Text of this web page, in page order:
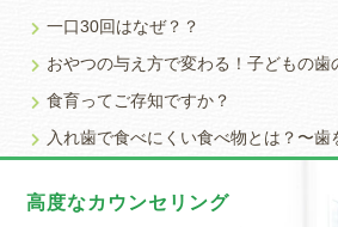
一口30回はなぜ？？
おやつの与え方で変わる！子どもの歯
食育ってご存知ですか？
入れ歯で食べにくい食べ物とは？〜
高度なカウンセリング